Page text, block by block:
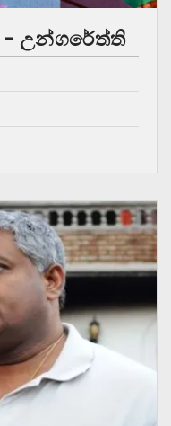
උන්ගරේත්ති